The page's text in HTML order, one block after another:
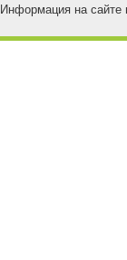
Информация на сайте